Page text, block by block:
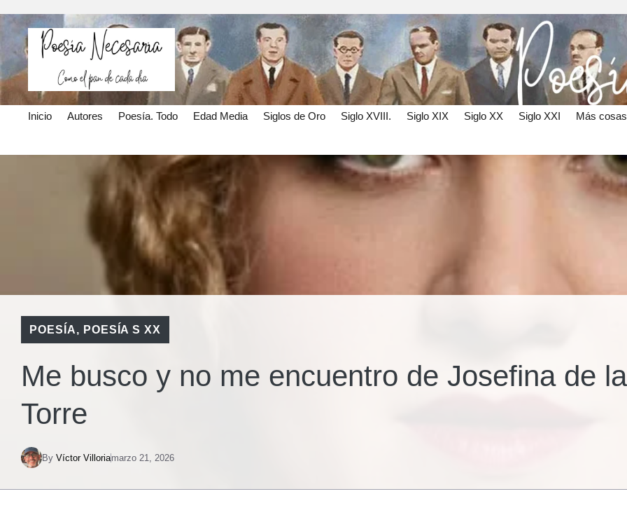
Inicio Autores Poesía. Todo Edad Media Siglos de Oro Siglo XVIII. Siglo XIX Siglo XX Siglo XXI Más cosas
POESÍA, POESÍA S XX
Me busco y no me encuentro de Josefina de la
Torre
By Víctor Villoriamarzo 21, 2026